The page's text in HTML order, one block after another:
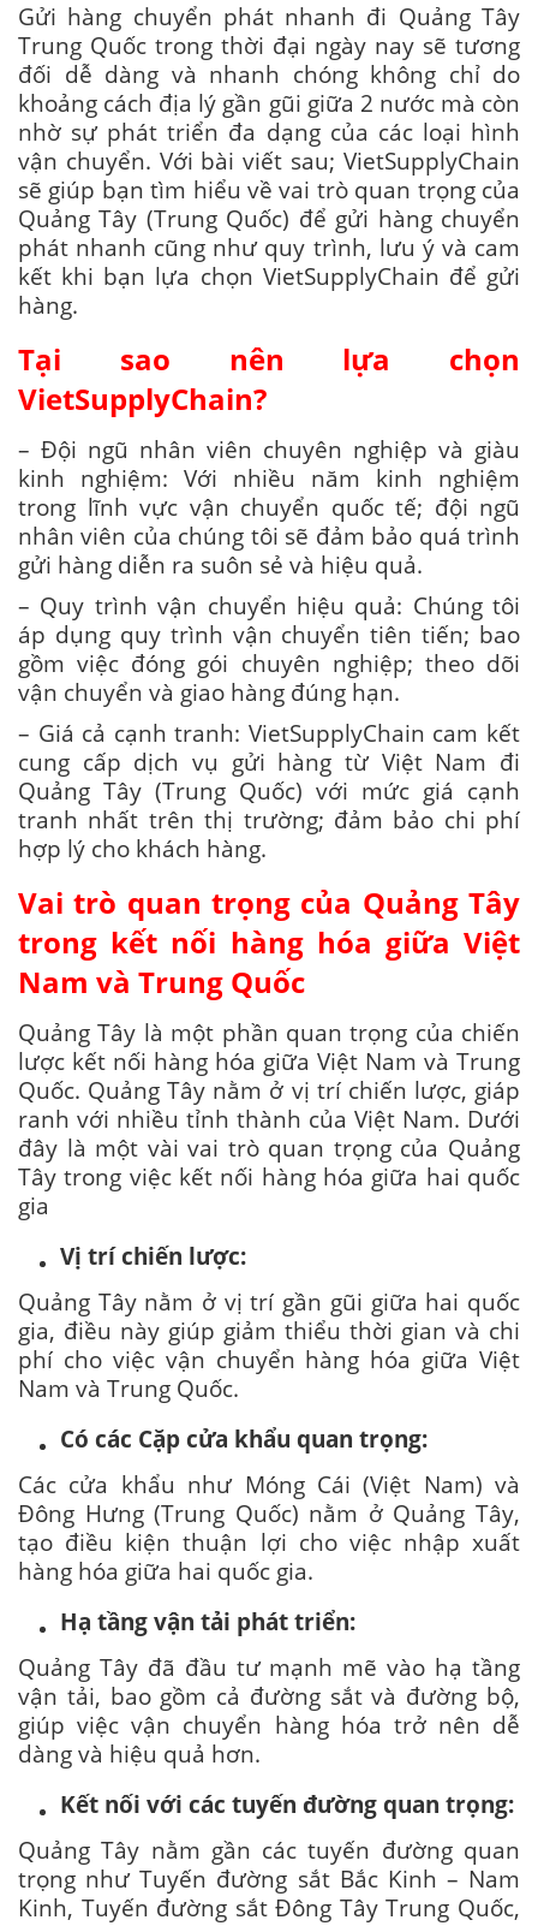
Gửi hàng chuyển phát nhanh đi Quảng Tây
Trung Quốc trong thời đại ngày nay sẽ tương
đối dễ dàng và nhanh chóng không chỉ do
khoảng cách địa lý gần gũi giữa 2 nước mà còn
nhờ sự phát triển đa dạng của các loại hình
vận chuyển. Với bài viết sau; VietSupplyChain
sẽ giúp bạn tìm hiểu về vai trò quan trọng của
Quảng Tây (Trung Quốc) để gửi hàng chuyển
phát nhanh cũng như quy trình, lưu ý và cam
kết khi bạn lựa chọn VietSupplyChain để gửi
hàng.
Tại sao nên lựa chọn
VietSupplyChain?
– Đội ngũ nhân viên chuyên nghiệp và giàu
kinh nghiệm: Với nhiều năm kinh nghiệm
trong lĩnh vực vận chuyển quốc tế; đội ngũ
nhân viên của chúng tôi sẽ đảm bảo quá trình
gửi hàng diễn ra suôn sẻ và hiệu quả.
– Quy trình vận chuyển hiệu quả: Chúng tôi
áp dụng quy trình vận chuyển tiên tiến; bao
gồm việc đóng gói chuyên nghiệp; theo dõi
vận chuyển và giao hàng đúng hạn.
– Giá cả cạnh tranh: VietSupplyChain cam kết
cung cấp dịch vụ gửi hàng từ Việt Nam đi
Quảng Tây (Trung Quốc) với mức giá cạnh
tranh nhất trên thị trường; đảm bảo chi phí
hợp lý cho khách hàng.
Vai trò quan trọng của Quảng Tây
trong kết nối hàng hóa giữa Việt
Nam và Trung Quốc
Quảng Tây là một phần quan trọng của chiến
lược kết nối hàng hóa giữa Việt Nam và Trung
Quốc. Quảng Tây nằm ở vị trí chiến lược, giáp
ranh với nhiều tỉnh thành của Việt Nam. Dưới
đây là một vài vai trò quan trọng của Quảng
Tây trong việc kết nối hàng hóa giữa hai quốc
gia
Vị trí chiến lược:
Quảng Tây nằm ở vị trí gần gũi giữa hai quốc
gia, điều này giúp giảm thiểu thời gian và chi
phí cho việc vận chuyển hàng hóa giữa Việt
Nam và Trung Quốc.
Có các Cặp cửa khẩu quan trọng:
Các cửa khẩu như Móng Cái (Việt Nam) và
Đông Hưng (Trung Quốc) nằm ở Quảng Tây,
tạo điều kiện thuận lợi cho việc nhập xuất
hàng hóa giữa hai quốc gia.
Hạ tầng vận tải phát triển:
Quảng Tây đã đầu tư mạnh mẽ vào hạ tầng
vận tải, bao gồm cả đường sắt và đường bộ,
giúp việc vận chuyển hàng hóa trở nên dễ
dàng và hiệu quả hơn.
Kết nối với các tuyến đường quan trọng:
Quảng Tây nằm gần các tuyến đường quan
trọng như Tuyến đường sắt Bắc Kinh – Nam
Kinh, Tuyến đường sắt Đông Tây Trung Quốc,